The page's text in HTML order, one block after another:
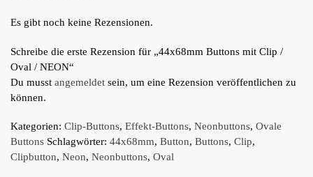
Es gibt noch keine Rezensionen.
Schreibe die erste Rezension für „44x68mm Buttons mit Clip /
Oval / NEON“
Du musst angemeldet sein, um eine Rezension veröffentlichen zu
können.
Kategorien: Clip-Buttons, Effekt-Buttons, Neonbuttons, Ovale
Buttons Schlagwörter: 44x68mm, Button, Buttons, Clip,
Clipbutton, Neon, Neonbuttons, Oval